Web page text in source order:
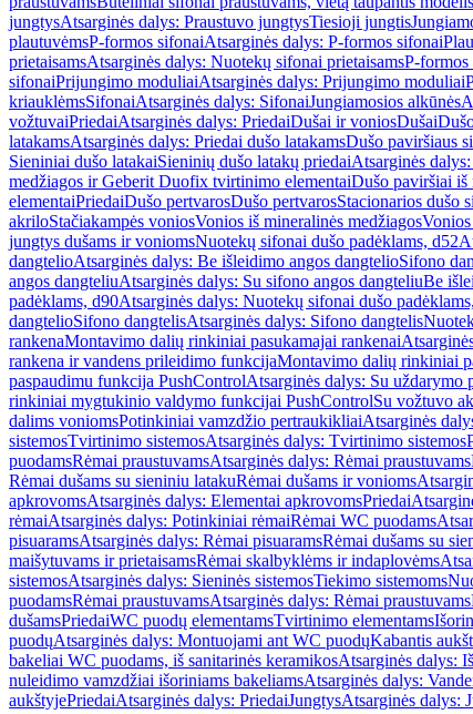
jungtysAtsarginės dalys: Praustuvo jungtysTiesioji jungtis
plautuvėmsP-formos sifonaiAtsarginės dalys: P-formos sifonai
prietaisamsAtsarginės dalys: Nuotekų sifonai prietaisamsP-formos
sifonaiPrijungimo moduliaiAtsarginės dalys: Prijungimo moduliai
kriauklėmsSifonaiAtsarginės dalys: SifonaiJungiamosios alkūnės
vožtuvaiPriedaiAtsarginės dalys: PriedaiDušai ir voniosDušai
latakamsAtsarginės dalys: Priedai dušo latakamsDušo paviršiaus
Sieniniai dušo latakaiSieninių dušo latakų priedaiAtsarginės
medžiagos ir Geberit Duofix tvirtinimo elementaiDušo paviršiai iš
elementaiPriedaiDušo pertvarosDušo pertvarosStacionarios dušo
akriloStačiakampės voniosVonios iš mineralinės medžiagos
jungtys dušams ir voniomsNuotekų sifonai dušo padėklams, d52
dangtelioAtsarginės dalys: Be išleidimo angos dangtelioSifono
angos dangteliuAtsarginės dalys: Su sifono angos dangteliuBe
padėklams, d90Atsarginės dalys: Nuotekų sifonai dušo
dangtelioSifono dangtelisAtsarginės dalys: Sifono dangtelis
rankenaMontavimo dalių rinkiniai pasukamajai rankenai
rankena ir vandens prileidimo funkcijaMontavimo dalių rinkiniai
paspaudimu funkcija PushControlAtsarginės dalys: Su uždarymo
rinkiniai mygtukinio valdymo funkcijai PushControlSu vožtuvo
dalims voniomsPotinkiniai vamzdžio pertraukikliaiAtsarginės
sistemosTvirtinimo sistemosAtsarginės dalys: Tvirtinimo sistemos
puodamsRėmai praustuvamsAtsarginės dalys: Rėmai praustuvams
Rėmai dušams su sieniniu latakuRėmai dušams ir vonioms
apkrovomsAtsarginės dalys: Elementai apkrovomsPriedai
rėmaiAtsarginės dalys: Potinkiniai rėmaiRėmai WC puodams
pisuaramsAtsarginės dalys: Rėmai pisuaramsRėmai dušams su
maišytuvams ir prietaisamsRėmai skalbyklėms ir indaplovėms
sistemosAtsarginės dalys: Sieninės sistemosTiekimo sistemoms
puodamsRėmai praustuvamsAtsarginės dalys: Rėmai praustuvams
dušamsPriedaiWC puodų elementamsTvirtinimo elementams
puodųAtsarginės dalys: Montuojami ant WC puodųKabantis
bakeliai WC puodams, iš sanitarinės keramikosAtsarginės dalys:
nuleidimo vamzdžiai išoriniams bakeliamsAtsarginės dalys:
aukštyjePriedaiAtsarginės dalys: PriedaiJungtysAtsarginės dalys: